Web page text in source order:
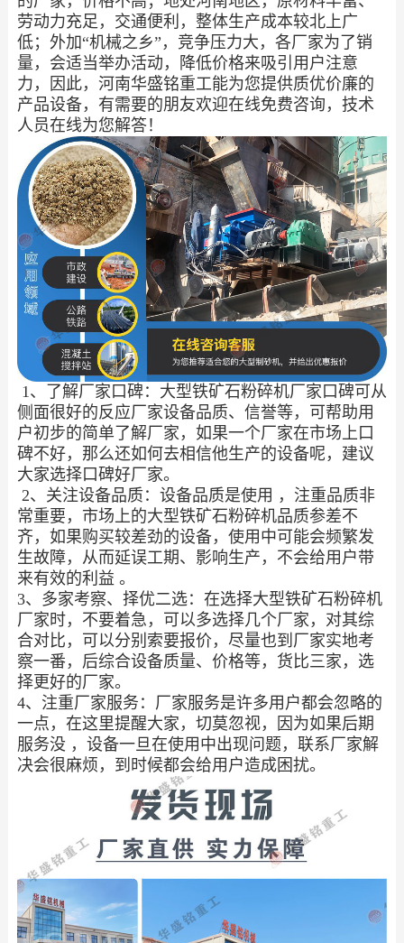
劳动力充足，交通便利，整体生产成本较北上广
低；外加“机械之乡”，竞争压力大，各厂家为了销
量，会适当举办活动，降低价格来吸引用户注意
力，因此，河南华盛铭重工能为您提供质优价廉的
产品设备，有需要的朋友欢迎在线免费咨询，技术
人员在线为您解答！
1、了解厂家口碑：大型铁矿石粉碎机厂家口碑可从
侧面很好的反应厂家设备品质、信誉等，可帮助用
户初步的简单了解厂家，如果一个厂家在市场上口
碑不好，那么还如何去相信他生产的设备呢，建议
大家选择口碑好厂家。
2、关注设备品质：设备品质是使用 ，注重品质非
常重要，市场上的大型铁矿石粉碎机品质参差不
齐，如果购买较差劲的设备，使用中可能会频繁发
生故障，从而延误工期、影响生产，不会给用户带
来有效的利益 。
3、多家考察、择优二选：在选择大型铁矿石粉碎机
厂家时，不要着急，可以多选择几个厂家，对其综
合对比，可以分别索要报价，尽量也到厂家实地考
察一番，后综合设备质量、价格等，货比三家，选
择更好的厂家。
4、注重厂家服务：厂家服务是许多用户都会忽略的
一点，在这里提醒大家，切莫忽视，因为如果后期
服务没 ，设备一旦在使用中出现问题，联系厂家解
决会很麻烦，到时候都会给用户造成困扰。